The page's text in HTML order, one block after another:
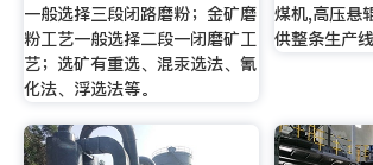
一般选择三段闭路磨粉；金矿磨
粉工艺一般选择二段一闭磨矿工
艺；选矿有重选、混汞选法、氰
化法、浮选法等。
煤机,高压悬
供整条生产